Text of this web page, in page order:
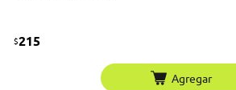
$215
Agregar